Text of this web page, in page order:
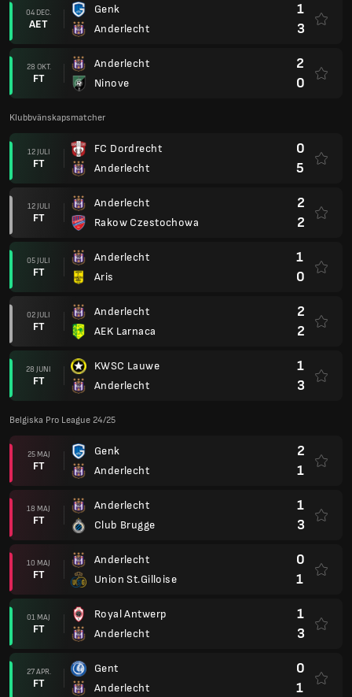
04 DEC.
AET
Genk
Anderlecht
1
3
28 OKT.
FT
Anderlecht
Ninove
2
0
Klubbvänskapsmatcher
12 JULI
FT
FC Dordrecht
Anderlecht
0
5
12 JULI
FT
Anderlecht
Rakow Czestochowa
2
2
05 JULI
FT
Anderlecht
Aris
1
0
02 JULI
FT
Anderlecht
AEK Larnaca
2
2
28 JUNI
FT
KWSC Lauwe
Anderlecht
1
3
Belgiska Pro League 24/25
25 MAJ
FT
Genk
Anderlecht
2
1
18 MAJ
FT
Anderlecht
Club Brugge
1
3
10 MAJ
FT
Anderlecht
Union St.Gilloise
0
1
01 MAJ
FT
Royal Antwerp
Anderlecht
1
3
27 APR.
FT
Gent
Anderlecht
0
1